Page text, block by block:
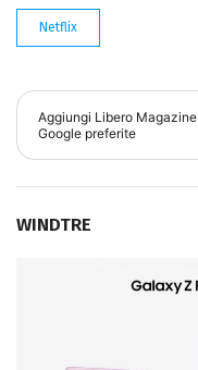
Netflix
Aggiungi Libero Magazine
Google preferite
WINDTRE